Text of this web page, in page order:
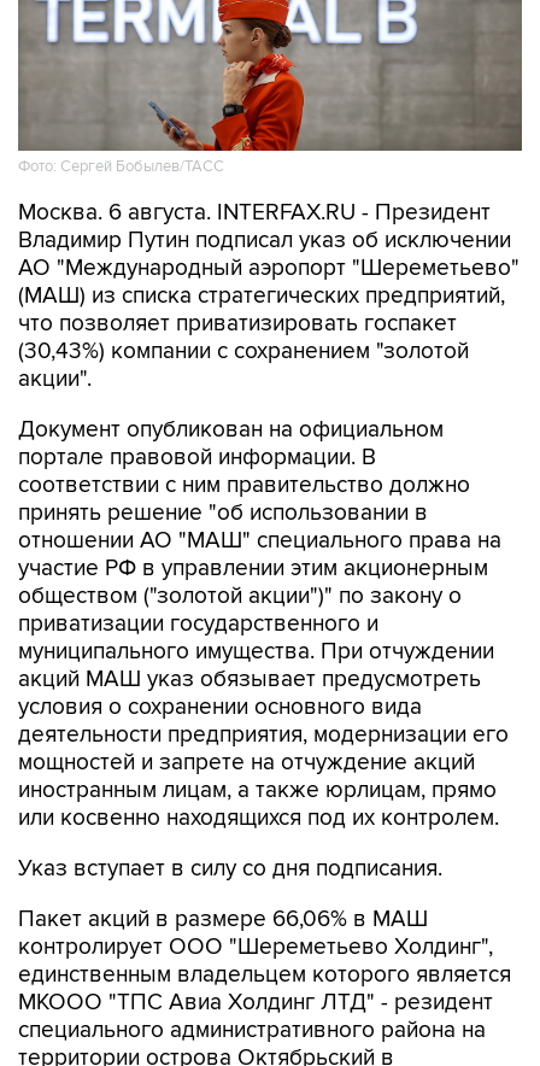
Фото: Сергей Бобылев/ТАСС
Москва. 6 августа. INTERFAX.RU - Президент
Владимир Путин подписал указ об исключении
АО "Международный аэропорт "Шереметьево"
(МАШ) из списка стратегических предприятий,
что позволяет приватизировать госпакет
(30,43%) компании с сохранением "золотой
акции".
Документ опубликован на официальном
портале правовой информации. В
соответствии с ним правительство должно
принять решение "об использовании в
отношении АО "МАШ" специального права на
участие РФ в управлении этим акционерным
обществом ("золотой акции")" по закону о
приватизации государственного и
муниципального имущества. При отчуждении
акций МАШ указ обязывает предусмотреть
условия о сохранении основного вида
деятельности предприятия, модернизации его
мощностей и запрете на отчуждение акций
иностранным лицам, а также юрлицам, прямо
или косвенно находящихся под их контролем.
Указ вступает в силу со дня подписания.
Пакет акций в размере 66,06% в МАШ
контролирует ООО "Шереметьево Холдинг",
единственным владельцем которого является
МКООО "ТПС Авиа Холдинг ЛТД" - резидент
специального административного района на
территории острова Октябрьский в